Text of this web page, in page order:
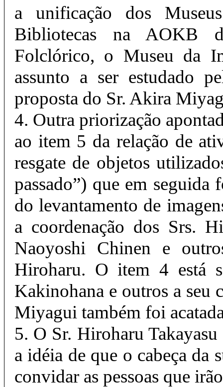
a unificação dos
Bibliotecas na AOKB
Folclórico, o Museu da
assunto a ser estudado
proposta do Sr. Akira
4. Outra priorização
ao item 5 da relação de
resgate de objetos
passado”) que em
do levantamento de
a coordenação dos Srs.
Naoyoshi Chinen e
Hiroharu. O item 4 está
Kakinohana e outros a seu
Miyagui também foi
5. O Sr. Hiroharu
a idéia de que o cabeça da
convidar as pessoas que